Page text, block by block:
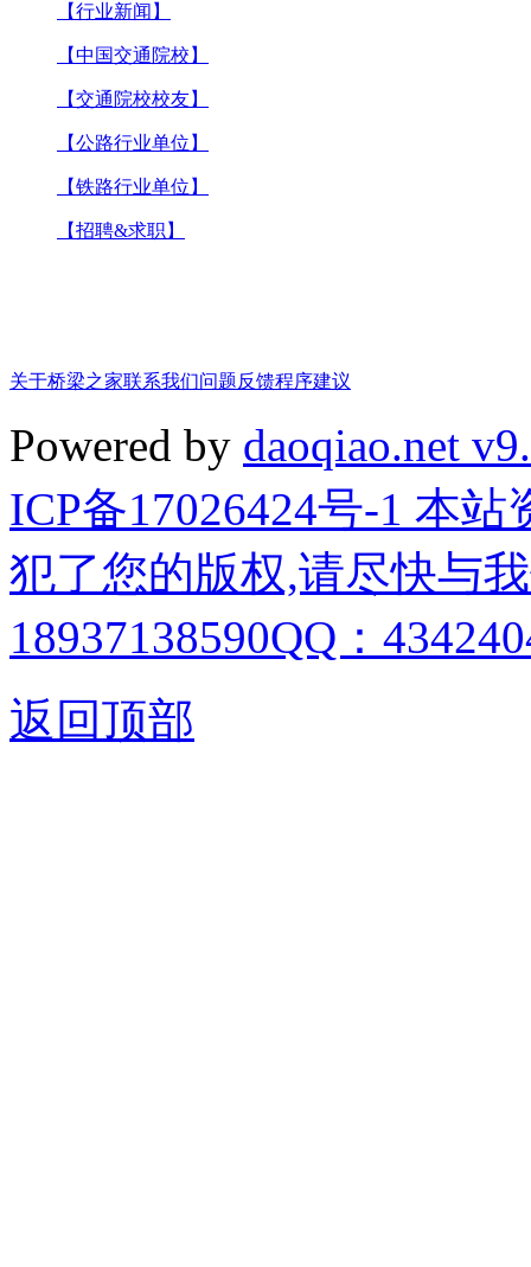
【行业新闻】
【中国交通院校】
【交通院校校友】
【公路行业单位】
【铁路行业单位】
【招聘&求职】
关于桥梁之家联系我们问题反馈程序建议
Powered by daoqiao.net
ICP备17026424号-1 本
犯了您的版权,请尽快与
18937138590QQ：
返回顶部